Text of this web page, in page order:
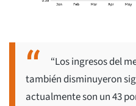
“Los ingresos del
también disminuyeron
actualmente son un 43